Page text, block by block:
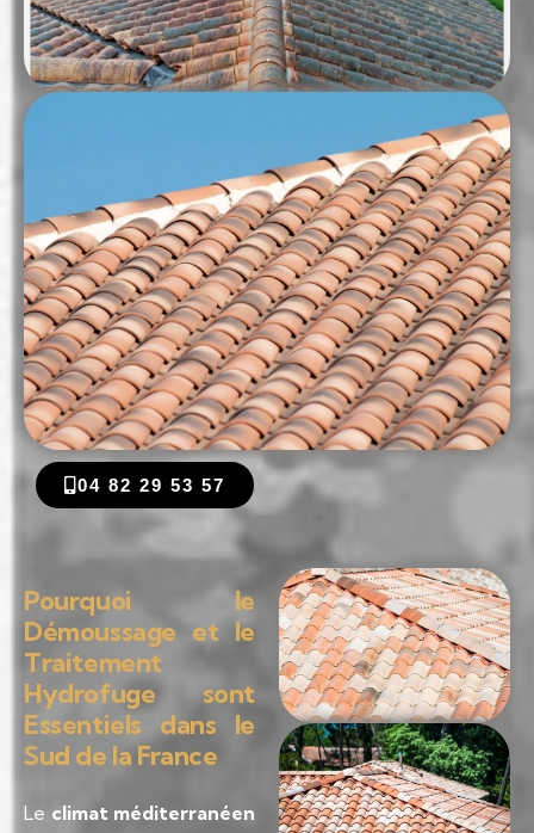
04 82 29 53 57
Pourquoi le
Démoussage et le
Traitement
Hydrofuge sont
Essentiels dans le
Sud de la France
Le climat méditerranéen